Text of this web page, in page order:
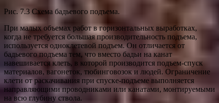
Рис. 7.3 Схема бадьевого подъема.
При малых объемах работ в горизонтальных выработках,
когда не требуется большая производительность подъема,
используется одноклетевой подъем. Он отличается от
бадьевого подъема тем, что вместо бадьи на канат
навешивается клеть, в которой производится подъем-спуск
материалов, вагонеток, тюбинговозок и людей. Ограничение
клети от раскачивания при спуске-подъеме выполняется
направляющими проводниками или канатами, монтируемыми
на всю глубину ствола.